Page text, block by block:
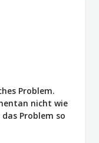
Problem.
nicht wie
Problem so